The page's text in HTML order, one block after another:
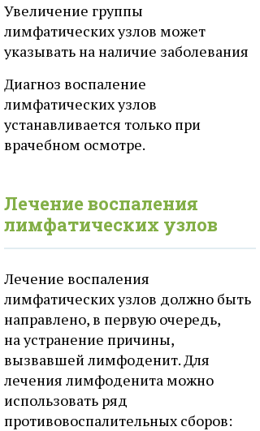
Увеличение группы
лимфатических узлов может
указывать на наличие заболевания
Диагноз воспаление
лимфатических узлов
устанавливается только при
врачебном осмотре.
Лечение воспаления
лимфатических узлов
Лечение воспаления
лимфатических узлов должно быть
направлено, в первую очередь,
на устранение причины,
вызвавшей лимфоденит. Для
лечения лимфоденита можно
использовать ряд
противовоспалительных сборов: